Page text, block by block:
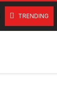
TRENDING